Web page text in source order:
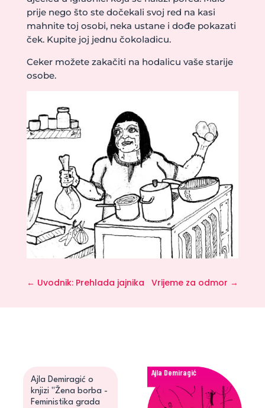
prije nego što ste dočekali svoj red na kasi
mahnite toj osobi, neka ustane i dođe pokazati
ček. Kupite joj jednu čokoladicu.
Ceker možete zakačiti na hodalicu vaše starije
osobe.
← Uvodnik: Prehlada jajnika Vrijeme za odmor →
Ajla Demiragić o
knjizi "Žena borba -
Feministika grada
Ajla Demiragić